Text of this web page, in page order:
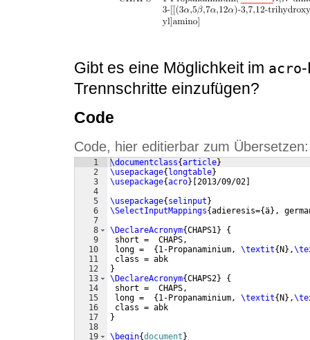
Gibt es eine Möglichkeit im acro
Trennschritte einzufügen?
Code
Code, hier editierbar zum Übersetzen:
1
2
3
4
5
6
7
8
9
10
11
12
13
14
15
16
17
18
19
\documentclass{article}
\usepackage{ longtable}
\usepackage{acro} 2013/09/02
\usepackage{ selinput }
\SelectInputMappings{adieresis={ä} ,
\DeclareAcronym{CHAPS1}
{
short =  CHAPS,
long = { 1-Propanaminium, \textit{ N } ,
class = abk
}
\DeclareAcronym{CHAPS2}
{
short =  CHAPS,
long = { 1-Propanaminium, \textit{ N } ,
class = abk
}
\begin{document }